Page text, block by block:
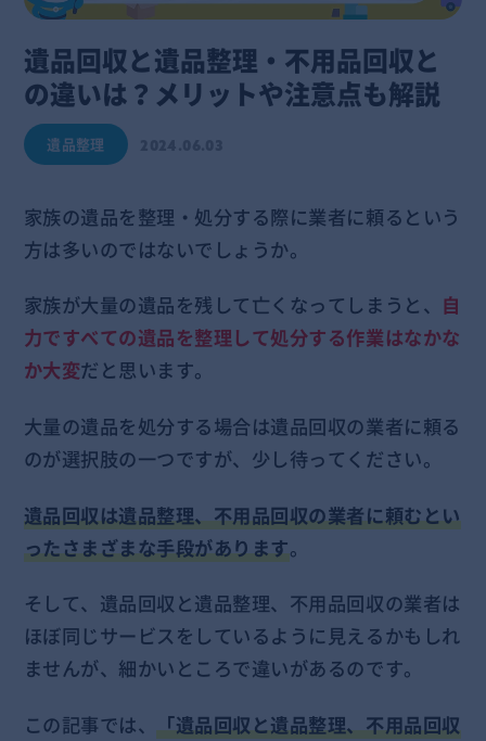
遺品回収と遺品整理・不用品回収と
の違いは？メリットや注意点も解説
遺品整理
家族の遺品を整理・処分する際に業者に頼るという
方は多いのではないでしょうか。
家族が大量の遺品を残して亡くなってしまうと、 自
力ですべての遺品を整理して処分する作業はなかな
か大変だと思います。
大量の遺品を処分する場合は遺品回収の業者に頼る
のが選択肢の一つですが、少し待ってください。
遺品回収は遺品整理、不用品回収の業者に頼むとい
ったさまざまな手段があります。
そして、遺品回収と遺品整理、不用品回収の業者は
ほぼ同じサービスをしているように見えるかもしれ
ませんが、細かいところで違いがあるのです。
この記事では、「遺品回収と遺品整理、不用品回収